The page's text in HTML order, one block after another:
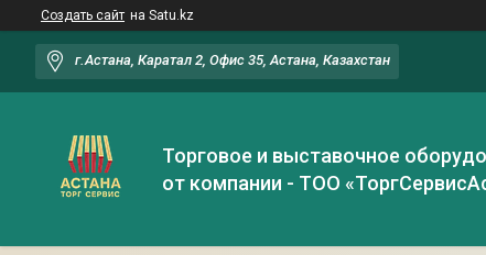
Создать сайт на Satu.kz
г.Астана, Каратал 2, Офис 35, Астана, Казахстан
Торговое и выставочное
от компании - ТОО